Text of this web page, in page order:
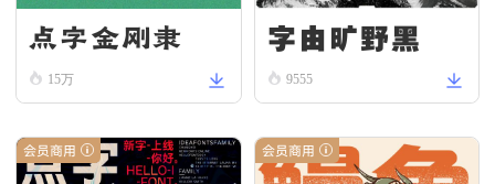
点字金刚隶
15万
字由旷野黑
9555
会员商用 会员商用